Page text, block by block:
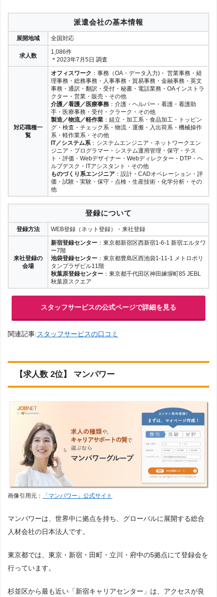
20代 30代 40代 50代
ミドル・ミドルシニア（中高年） シニア
高校生 大学生
女性 男性
在宅ワーク リモートワーク
全国都道府県別
北海道・東北
北海道 青森
秋田 山形 福島
関東
東京 神奈川 千葉 埼玉
北陸・甲信越
新潟 山梨 長野 石川
富山 福井
愛知 岐阜 静岡 三重
関西
派遣会社の基本情報
展開地域 全国対応
求人数
1,086件
＊2023年7月5日 調査
対応職種一
覧
オフィスワーク ：事務（OA・データ入力)・ 営業事務・経
理事務・総務事務・人事事務・貿易事務・金融事務・英文
事務・通訳・翻訳・受付・秘書・電話業務・OAインストラ
クター・営業・販売・その他
介護／看護／医療事務 ：介護・ヘルパー・看護・看護助
手・医療事務・受付・クラーク・その他
製造／物流／軽作業 ：組立・加工系・食品加工・トッピン
グ・検査・チェック系・物流・運搬・入出荷系・機械操作
系・軽作業系・その他
IT／システム系 ：システムエンジニア・ネットワークエン
ジニア・プログラマー・システム運用管理・保守・テス
ト・評価・Webデザイナー・Webディレクター・DTP・ヘ
ルプデスク・ITアシスタント・その他
ものづくり系エンジニア ：設計・CADオペレーション・評
価・試験・実験・保守・点検・生産技術・化学分析・その
他
登録について
登録方法 WEB登録（ネット登録）・来社登録
来社登録の
会場
新宿登録センター ：東京都新宿区西新宿1-6-1 新宿エルタワ
ー7階
池袋登録センター ：東京都豊島区西池袋1-11-1 メトロポリ
タンプラザビル11階
秋葉原登録センター ：東京都千代田区神田練塀町85 JEBL
秋葉原スクエア
スタッフサービスの公式ページで詳細を見る
関連記事:スタッフサービスの口コミ
【求人数 2位】 マンパワー
画像引用元： 「マンパワー」公式サイト
マンパワーは、世界中に拠点を持ち、グローバルに展開する総合
人材会社の日本法人です。
東京都では、東京・新宿・田町・立川・府中の5拠点にて登録会を
行っています。
杉並区から最も近い「新宿キャリアセンター」は、アクセスが良